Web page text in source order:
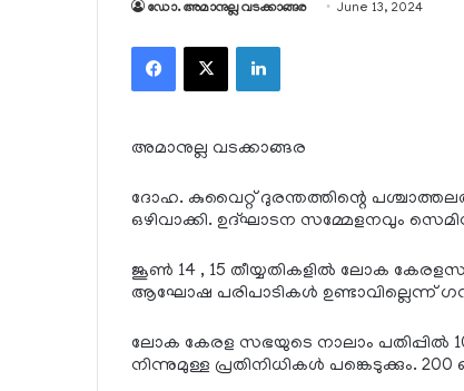
ഡോ. അമാനുല്ല വടക്കാങ്ങര June 13, 2024
Facebook
X LinkedIn
അമാനുല്ല വടക്കാങ്ങര
ദോഹ. കുവൈറ്റ് ദുരന്തത്തിന്റെ
ഒഴിവാക്കി. ഉദ്ഘാടന സമ്മേളനവും
ജൂണ്‍ 14 , 15 തീയ്യതികളില്‍ ലോക
ആഘോഷ പരിപാടികള്‍ ഉണ്ടാവില്ലെന്ന്
ലോക കേരള സഭയുടെ നാലാം പതിപ്പില്‍
നിന്നുമുള്ള പ്രതിനിധികള്‍ പങ്കെടുക്കും.